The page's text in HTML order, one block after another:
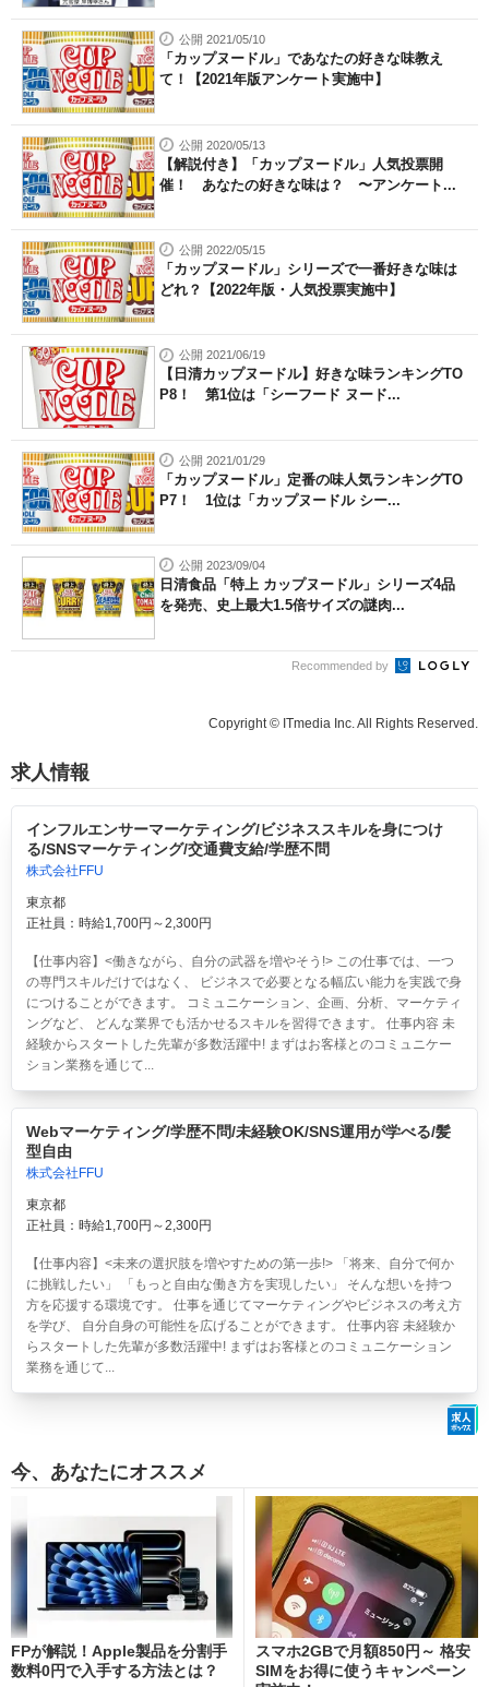
公開 2021/05/10
「カップヌードル」であなたの好きな味教え
て！【2021年版アンケート実施中】
公開 2020/05/13
【解説付き】「カップヌードル」人気投票開
催！ あなたの好きな味は？ 〜アンケート...
公開 2022/05/15
「カップヌードル」シリーズで一番好きな味は
どれ？【2022年版・人気投票実施中】
公開 2021/06/19
【日清カップヌードル】好きな味ランキングTO
P8！ 第1位は「シーフード ヌード...
公開 2021/01/29
「カップヌードル」定番の味人気ランキングTO
P7！ 1位は「カップヌードル シー...
公開 2023/09/04
日清食品「特上 カップヌードル」シリーズ4品
を発売、史上最大1.5倍サイズの謎肉...
Recommended by
Copyright © ITmedia Inc. All Rights Reserved.
求人情報
インフルエンサーマーケティング/ビジネススキルを身につけ
る/SNSマーケティング/交通費支給/学歴不問
株式会社FFU
東京都
正社員：時給1,700円～2,300円
【仕事内容】<働きながら、自分の武器を増やそう!> この仕事では、一つ
の専門スキルだけではなく、 ビジネスで必要となる幅広い能力を実践で身
につけることができます。 コミュニケーション、企画、分析、マーケティ
ングなど、 どんな業界でも活かせるスキルを習得できます。 仕事内容 未
経験からスタートした先輩が多数活躍中! まずはお客様とのコミュニケー
ション業務を通じて...
Webマーケティング/学歴不問/未経験OK/SNS運用が学べる/髪
型自由
株式会社FFU
東京都
正社員：時給1,700円～2,300円
【仕事内容】<未来の選択肢を増やすための第一歩!> 「将来、自分で何か
に挑戦したい」 「もっと自由な働き方を実現したい」 そんな想いを持つ
方を応援する環境です。 仕事を通じてマーケティングやビジネスの考え方
を学び、 自分自身の可能性を広げることができます。 仕事内容 未経験か
らスタートした先輩が多数活躍中! まずはお客様とのコミュニケーション
業務を通じて...
今、あなたにオススメ
FPが解説！Apple製品を分割手
数料0円で入手する方法とは？
スマホ2GBで月額850円～ 格安
SIMをお得に使うキャンペーン